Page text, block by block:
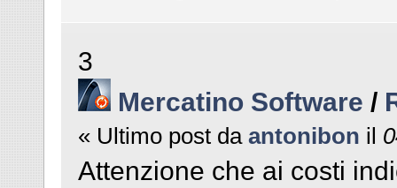
3
Mercatino Software /
« Ultimo post da antonibon il
Attenzione che ai costi